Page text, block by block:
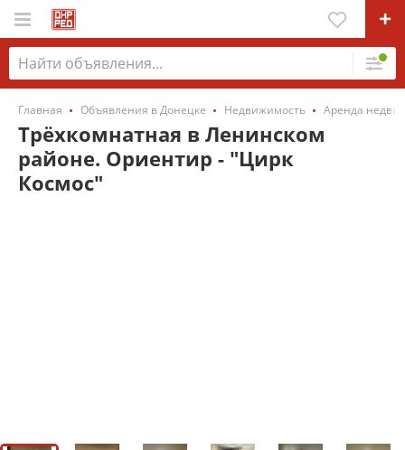
Главная Объявления в Донецке Недвижимость Аренда
Трёхкомнатная в Ленинском
районе. Ориентир - "Цирк
Космос"